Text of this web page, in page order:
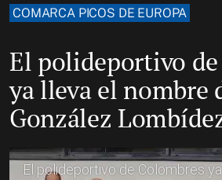
COMARCA PICOS DE EUROPA
El polideportivo
ya lleva el nombre
González
El polideportivo de Colombres